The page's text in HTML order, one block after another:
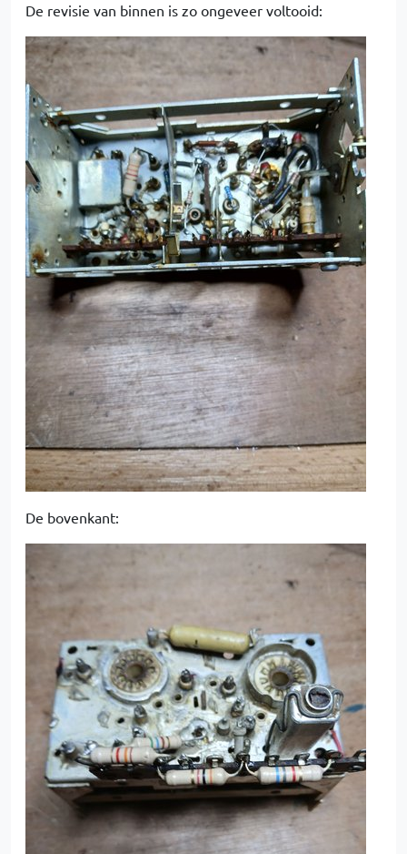
De revisie van binnen is zo ongeveer voltooid:
De bovenkant: